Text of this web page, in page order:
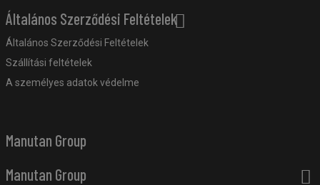
Általános Szerződési Feltételek
Általános Szerződési Feltételek
Szállítási feltételek
A személyes adatok védelme
Manutan Group
Manutan Group